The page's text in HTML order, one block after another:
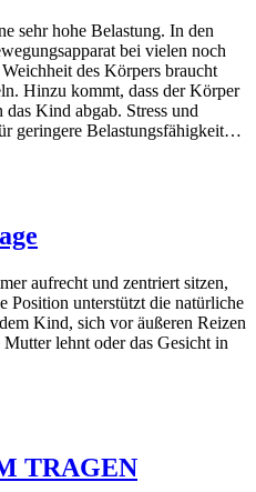
sehr hohe Belastung. In den
bei vielen noch
des Körpers braucht
Hinzu kommt, dass der Körper
das Kind abgab. Stress und
geringere Belastungsfähigkeit…
aufrecht und zentriert sitzen,
Position unterstützt die natürliche
Kind, sich vor äußeren Reizen
lehnt oder das Gesicht in
TRAGEN